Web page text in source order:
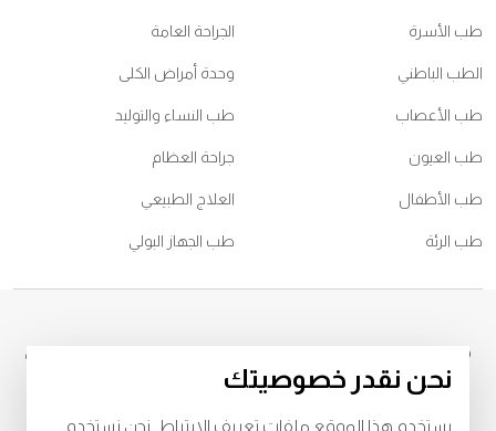
طب الأسرة الجراحة العامة
الطب الباطني وحدة أمراض الكلى
طب الأعصاب طب النساء والتوليد
طب العيون جراحة العظام
طب الأطفال العلاج الطبيعي
طب الرئة طب الجهاز البولي
© 2026
جميع الحقوق محفوظة لمركز برجيل الطبي، الشامخة ، تصريح وزارة
الصحة رقم BL69969، ترخيص دائرة الصحة رقم
نحن نقدر خصوصيتك
يستخدم هذا الموقع ملفات تعريف الارتباط. نحن نستخدم